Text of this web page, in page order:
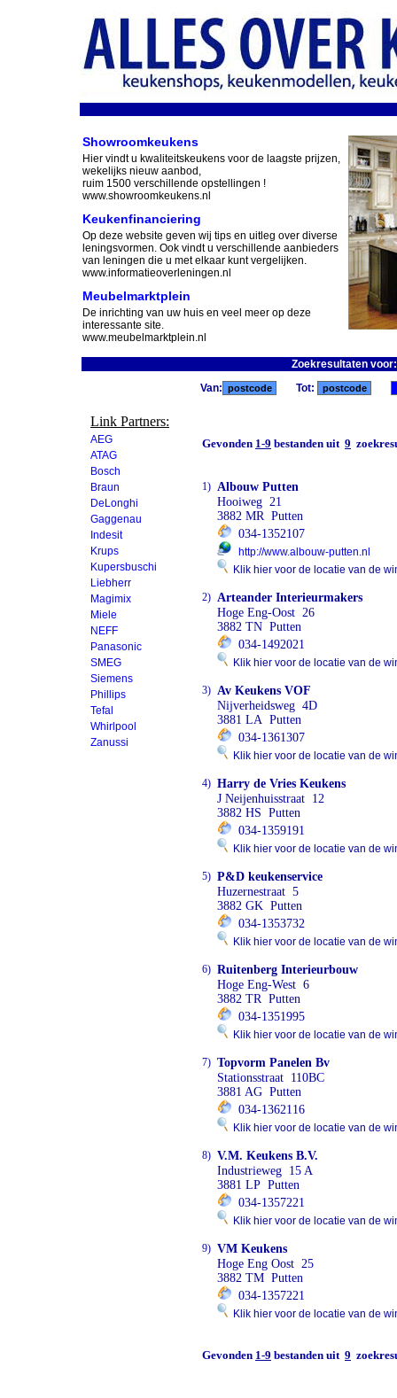
Showroomkeukens
Hier vindt u kwaliteitskeukens voor de laagste prijzen,
wekelijks nieuw aanbod,
ruim 1500 verschillende opstellingen !
www.showroomkeukens.nl
Keukenfinanciering
Op deze website geven wij tips en uitleg over diverse
leningsvormen. Ook vindt u verschillende aanbieders
van leningen die u met elkaar kunt vergelijken.
www.informatieoverleningen.nl
Meubelmarktplein
De inrichting van uw huis en veel meer op deze
interessante site.
www.meubelmarktplein.nl
Zoekresultaten
Link Partners:
AEG
ATAG
Bosch
Braun
DeLonghi
Gaggenau
Indesit
Krups
Kupersbuschi
Liebherr
Magimix
Miele
NEFF
Panasonic
SMEG
Siemens
Phillips
Tefal
Whirlpool
Zanussi
Van: Tot:
Gevonden 1-9 bestanden uit 9
1) Albouw Putten
Hooiweg 21
3882 MR Putten
034-1352107
http://www.albouw-putten.nl
Klik hier voor de locatie van de
2) Arteander Interieurmakers
Hoge Eng-Oost 26
3882 TN Putten
034-1492021
Klik hier voor de locatie van de
3) Av Keukens VOF
Nijverheidsweg 4D
3881 LA Putten
034-1361307
Klik hier voor de locatie van de
4) Harry de Vries Keukens
J Neijenhuisstraat 12
3882 HS Putten
034-1359191
Klik hier voor de locatie van de
5) P&D keukenservice
Huzernestraat 5
3882 GK Putten
034-1353732
Klik hier voor de locatie van de
6) Ruitenberg Interieurbouw
Hoge Eng-West 6
3882 TR Putten
034-1351995
Klik hier voor de locatie van de
7) Topvorm Panelen Bv
Stationsstraat 110BC
3881 AG Putten
034-1362116
Klik hier voor de locatie van de
8) V.M. Keukens B.V.
Industrieweg 15 A
3881 LP Putten
034-1357221
Klik hier voor de locatie van de
9) VM Keukens
Hoge Eng Oost 25
3882 TM Putten
034-1357221
Klik hier voor de locatie van de
Gevonden 1-9 bestanden uit 9